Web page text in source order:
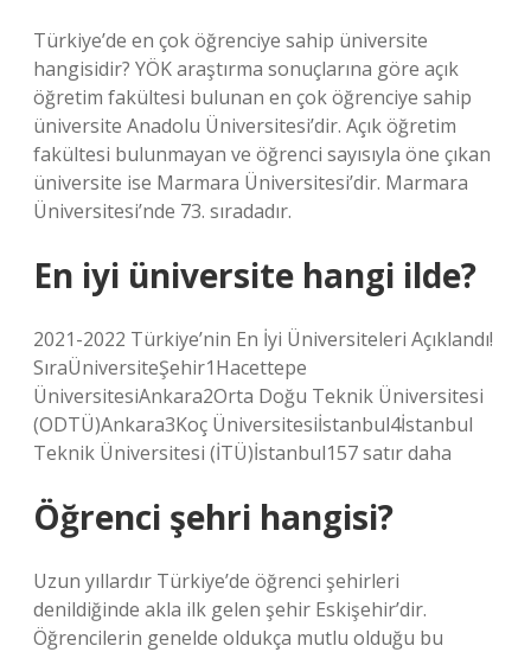
Türkiye’de en çok öğrenciye sahip üniversite
hangisidir? YÖK araştırma sonuçlarına göre açık
öğretim fakültesi bulunan en çok öğrenciye sahip
üniversite Anadolu Üniversitesi’dir. Açık öğretim
fakültesi bulunmayan ve öğrenci sayısıyla öne çıkan
üniversite ise Marmara Üniversitesi’dir. Marmara
Üniversitesi’nde 73. sıradadır.
En iyi üniversite hangi ilde?
2021-2022 Türkiye’nin En İyi Üniversiteleri Açıklandı!
SıraÜniversiteŞehir1Hacettepe
ÜniversitesiAnkara2Orta Doğu Teknik Üniversitesi
(ODTÜ)Ankara3Koç Üniversitesiİstanbul4İstanbul
Teknik Üniversitesi (İTÜ)İstanbul157 satır daha
Öğrenci şehri hangisi?
Uzun yıllardır Türkiye’de öğrenci şehirleri
denildiğinde akla ilk gelen şehir Eskişehir’dir.
Öğrencilerin genelde oldukça mutlu olduğu bu